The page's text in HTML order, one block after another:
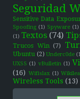
Seguridad
Sensitive Data
Spoofing (1) Spyware (1)
(1) Textos (74)
Trucos Win (7)
Ubuntu (2) Underc0de
UXSS (1) vBulletin (1)
(16) Wifislax (1)
Wireless Tools (13)